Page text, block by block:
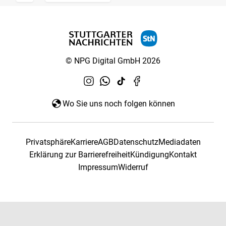
© NPG Digital GmbH 2026
Wo Sie uns noch folgen können
PrivatsphäreKarriereAGBDatenschutzMediadaten
Erklärung zur BarrierefreiheitKündigungKontakt
ImpressumWiderruf